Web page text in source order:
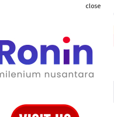
close